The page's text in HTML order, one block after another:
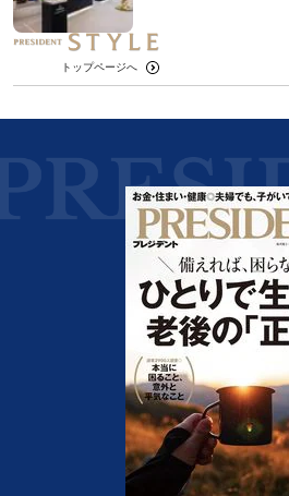
トップページへ